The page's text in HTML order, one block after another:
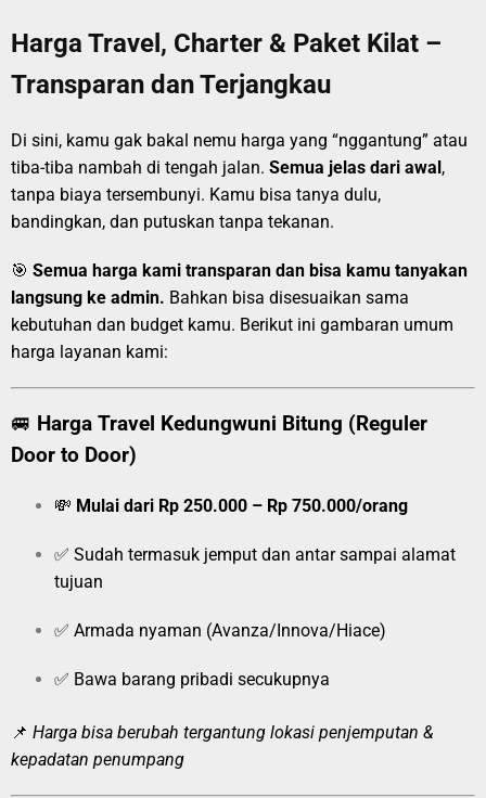
Harga Travel, Charter & Paket Kilat –
Transparan dan Terjangkau
Di sini, kamu gak bakal nemu harga yang “nggantung” atau
tiba-tiba nambah di tengah jalan. Semua jelas dari awal,
tanpa biaya tersembunyi. Kamu bisa tanya dulu,
bandingkan, dan putuskan tanpa tekanan.
🎯 Semua harga kami transparan dan bisa kamu tanyakan
langsung ke admin. Bahkan bisa disesuaikan sama
kebutuhan dan budget kamu. Berikut ini gambaran umum
harga layanan kami:
🚐 Harga Travel Kedungwuni Bitung (Reguler
Door to Door)
💸 Mulai dari Rp 250.000 – Rp 750.000/orang
✅ Sudah termasuk jemput dan antar sampai alamat
tujuan
✅ Armada nyaman (Avanza/Innova/Hiace)
✅ Bawa barang pribadi secukupnya
📌 Harga bisa berubah tergantung lokasi penjemputan &
kepadatan penumpang